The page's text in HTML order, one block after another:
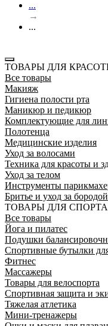
...
→
...
ТОВАРЫ ДЛЯ
Все товары
Макияж
Гигиена полости рта
Маникюр и педикюр
Комплектующие для
Полотенца
Медицинские изделия
Уход за волосами
Техника для красоты и
Уход за телом
Инструменты
Бритье и уход за бородой
ТОВАРЫ ДЛЯ
Все товары
Йога и пилатес
Подушки
Спортивные бутылки
Фитнес
Массажеры
Товары для велоспорта
Спортивная защита и
Тяжелая атлетика
Мини-тренажеры